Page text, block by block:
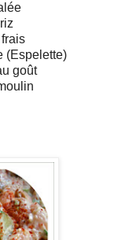
(Espelette)
goût